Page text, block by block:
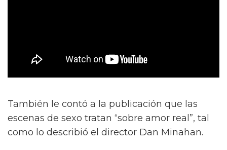
También le contó a la publicación que las
escenas de sexo tratan “sobre amor real”, tal
como lo describió el director Dan Minahan.